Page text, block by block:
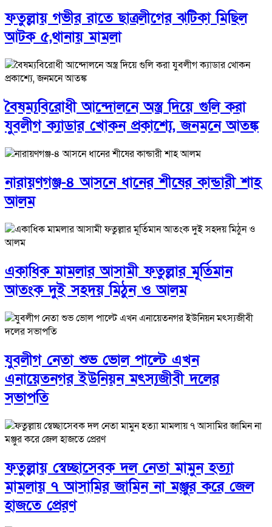
ফতুল্লায় গভীর রাতে ছাত্রলীগের ঝটিকা মিছিল
আটক ৫,থানায় মামলা
বৈষম্যবিরোধী আন্দোলনে অস্ত্র দিয়ে গুলি করা
যুবলীগ ক্যাডার খোকন প্রকাশ্যে, জনমনে আতঙ্ক
নারায়ণগঞ্জ-৪ আসনে ধানের শীষের কান্ডারী শাহ
আলম
একাধিক মামলার আসামী ফতুল্লার মূর্তিমান
আতংক দুই সহদয় মিঠুন ও আলম
যুবলীগ নেতা শুভ ভোল পাল্টে এখন
এনায়েতনগর ইউনিয়ন মৎস্যজীবী দলের
সভাপতি
ফতুল্লায় স্বেচ্ছাসেবক দল নেতা মামুন হত্যা
মামলায় ৭ আসামির জামিন না মঞ্জুর করে জেল
হাজতে প্রেরণ